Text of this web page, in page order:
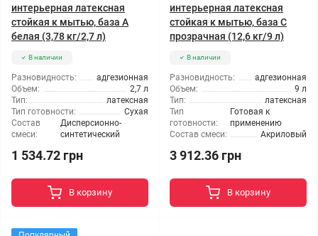
интерьерная латексная
стойкая к мытью, база А
белая (3,78 кг/2,7 л)
В наличии
Разновидность:
адгезионная
Объем:
2,7 л
Тип:
латексная
Тип готовности:
Сухая
Состав
смеси:
Дисперсионно-
синтетический
1 534.72 грн
В корзину
интерьерная латексная
стойкая к мытью, база C
прозрачная (12,6 кг/9 л)
В наличии
Разновидность:
адгезионная
Объем:
9 л
Тип:
латексная
Тип
готовности:
Готовая к
применению
Состав смеси:
Акриловый
3 912.36 грн
В корзину